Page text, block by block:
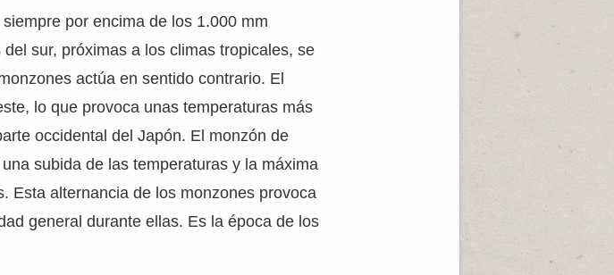
por encima de los 1.000 mm
sur, próximas a los climas tropicales, se
actúa en sentido contrario. El
lo que provoca unas temperaturas más
occidental del Japón. El monzón de
subida de las temperaturas y la máxima
Esta alternancia de los monzones provoca
general durante ellas. Es la época de los